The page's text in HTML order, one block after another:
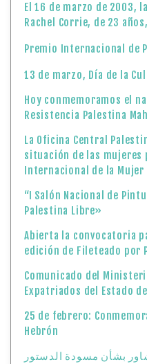
El 16 de marzo de 2003,
Rachel Corrie, de 23
Premio Internacional de
13 de marzo, Día de la
Hoy conmemoramos el
Resistencia Palestina
La Oficina Central
situación de las mujeres
Internacional de la Mujer
“I Salón Nacional de
Palestina Libre»
Abierta la convocatoria
edición de Fileteado por
Comunicado del
Expatriados del Estado
25 de febrero:
Hebrón
بشأن مسودة الدستور